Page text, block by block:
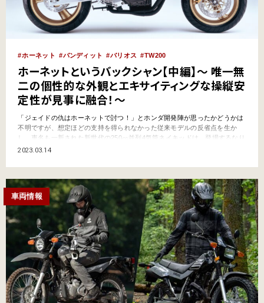
ホーネット バンディット バリオス TW200
ホーネットというバックシャン【中編】～ 唯一無
二の個性的な外観とエキサイティングな操縦安
定性が見事に融合！～
「ジェイドの仇はホーネットで討つ！」とホンダ開発陣が思ったかどうかは
不明ですが、想定ほどの支持を得られなかった従来モデルの反省点を生か
し、車名も一新された新世代の250㏄並列4気筒ネイキッドは、登場するなり
引く手あまたな存在となります。いざ走らせてみても非常に個性的かつ安心
うバックシャン【前編】はコチラ 「250㏄はこ…
2023.03.14
車両情報